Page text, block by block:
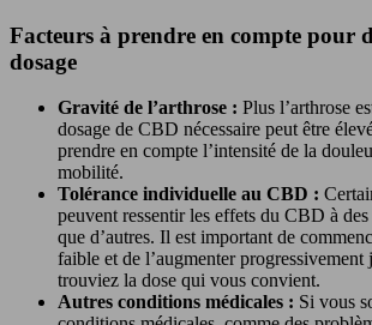
Facteurs à prendre en compte pour
dosage
Gravité de l’arthrose : Plus l’arthrose
dosage de CBD nécessaire peut être
prendre en compte l’intensité de la
mobilité.
Tolérance individuelle au CBD :
peuvent ressentir les effets du CBD à
que d’autres. Il est important de
faible et de l’augmenter progressivement
trouviez la dose qui vous convient.
Autres conditions médicales : Si vous